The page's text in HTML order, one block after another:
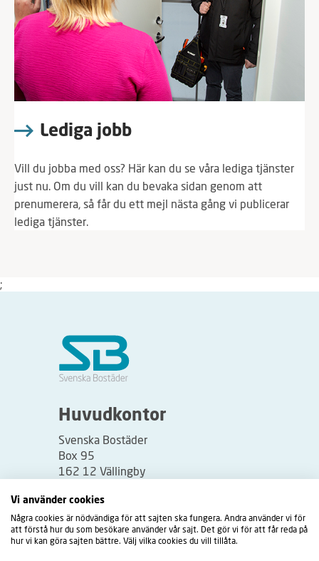
Lediga jobb
Vill du jobba med oss? Här kan du se våra lediga tjänster
just nu. Om du vill kan du bevaka sidan genom att
prenumerera, så får du ett mejl nästa gång vi publicerar
lediga tjänster.
;
Huvudkontor
Svenska Bostäder
Box 95
162 12 Vällingby
Besöksadress:
Vällingbyplan 2
Vi använder cookies
Några cookies är nödvändiga för att sajten ska fungera. Andra använder vi för
att förstå hur du som besökare använder vår sajt. Det gör vi för att får reda på
hur vi kan göra sajten bättre. Välj vilka cookies du vill tillåta.